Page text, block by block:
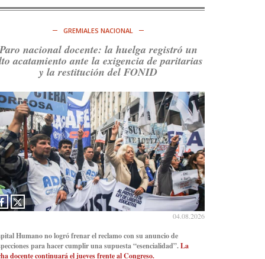
Consenso Patagónico
Ver en X
@consensopatagon
8d
@PJCampana2022: Asumimos una nueva etapa
el Partido Justicialista de Campana, con el
de que el compañero@caortega64vuelva
Ver en X
GREMIALES NACIONAL
nacional docente: la huelga registró un
acatamiento ante la exigencia de paritarias
y la restitución del FONID
04.08.2026
Humano no logró frenar el reclamo con su anuncio de
para hacer cumplir una supuesta “esencialidad”.La
docente continuará el jueves frente al Congreso.